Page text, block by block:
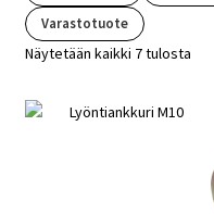
Varastotuote
Näytetään kaikki 7 tulosta